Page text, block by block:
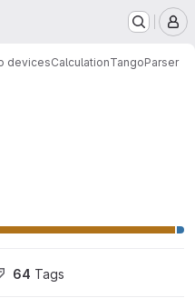
devicesCalculationTangoParser
64 Tags